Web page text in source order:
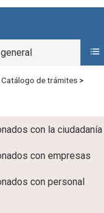
Catálogo de trámites >
con la ciudadanía
con empresas
con personal